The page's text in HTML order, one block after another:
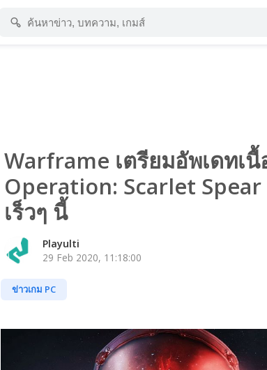
Warframe เตรียมอัพเดทเ
Operation: Scarlet Spear
เร็วๆ นี้
Playulti
29 Feb 2020, 11:18:00
ข่าวเกม PC